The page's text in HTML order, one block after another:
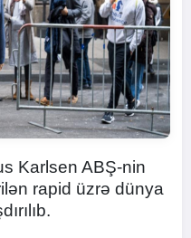
Karlsen ABŞ-nin
rapid üzrə dünya